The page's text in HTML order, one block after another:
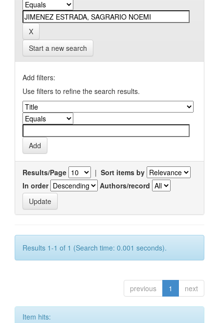
Start a new search
Add filters:
Use filters to refine the search results.
Results/Page | Sort items by
In order
Authors/record
Results 1-1 of 1 (Search time: 0.001 seconds).
previous 1 next
Item hits: